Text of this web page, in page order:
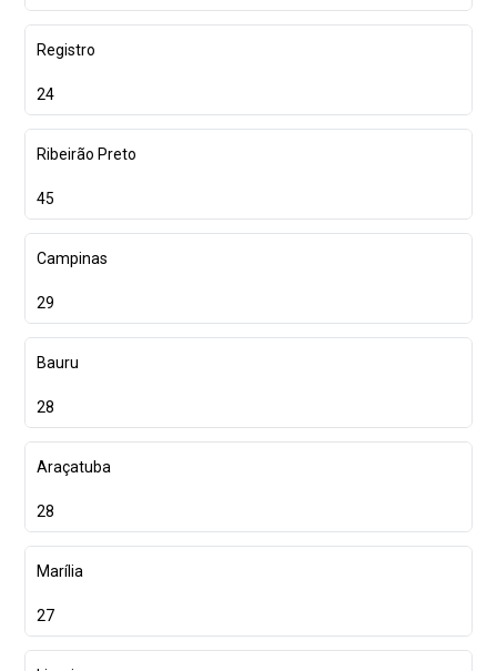
Registro
24
Ribeirão Preto
45
Campinas
29
Bauru
28
Araçatuba
28
Marília
27